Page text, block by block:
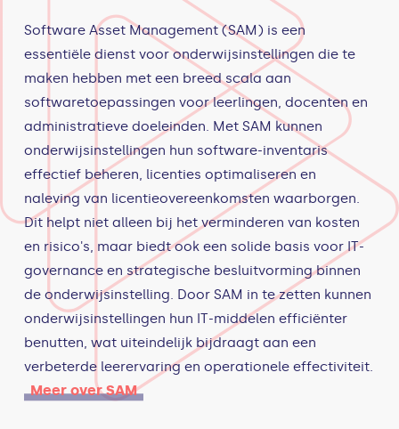
Software Asset Management (SAM) is een
essentiële dienst voor onderwijsinstellingen die te
maken hebben met een breed scala aan
softwaretoepassingen voor leerlingen, docenten en
administratieve doeleinden. Met SAM kunnen
onderwijsinstellingen hun software-inventaris
effectief beheren, licenties optimaliseren en
naleving van licentieovereenkomsten waarborgen.
Dit helpt niet alleen bij het verminderen van kosten
en risico's, maar biedt ook een solide basis voor IT-
governance en strategische besluitvorming binnen
de onderwijsinstelling. Door SAM in te zetten kunnen
onderwijsinstellingen hun IT-middelen efficiënter
benutten, wat uiteindelijk bijdraagt aan een
verbeterde leerervaring en operationele effectiviteit.
Meer over SAM